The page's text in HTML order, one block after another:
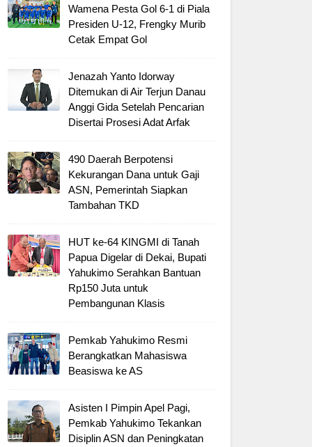
Wamena Pesta Gol 6-1 di Piala
Presiden U-12, Frengky Murib
Cetak Empat Gol
Jenazah Yanto Idorway
Ditemukan di Air Terjun Danau
Anggi Gida Setelah Pencarian
Disertai Prosesi Adat Arfak
490 Daerah Berpotensi
Kekurangan Dana untuk Gaji
ASN, Pemerintah Siapkan
Tambahan TKD
HUT ke-64 KINGMI di Tanah
Papua Digelar di Dekai, Bupati
Yahukimo Serahkan Bantuan
Rp150 Juta untuk
Pembangunan Klasis
Pemkab Yahukimo Resmi
Berangkatkan Mahasiswa
Beasiswa ke AS
Asisten I Pimpin Apel Pagi,
Pemkab Yahukimo Tekankan
Disiplin ASN dan Peningkatan